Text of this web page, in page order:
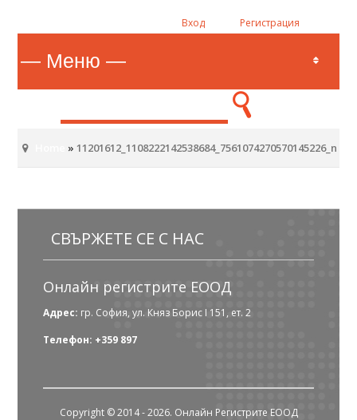
Вход Регистрация
» 11201612_1108222142538684_7561074270570145226_n
СВЪРЖЕТЕ СЕ С НАС
Онлайн регистрите ЕООД
Адрес: гр. София, ул. Княз Борис I 151, ет. 2
Телефон: +359 897
Copyright © 2014 - 2026. Онлайн Регистрите ЕООД